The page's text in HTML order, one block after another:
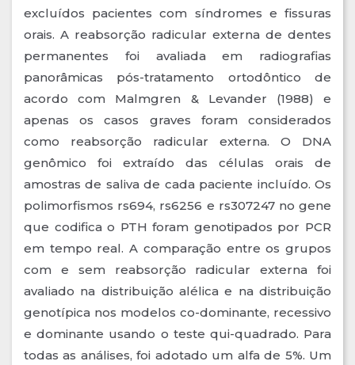
excluídos pacientes com síndromes e fissuras
orais. A reabsorção radicular externa de dentes
permanentes foi avaliada em radiografias
panorâmicas pós-tratamento ortodôntico de
acordo com Malmgren & Levander (1988) e
apenas os casos graves foram considerados
como reabsorção radicular externa. O DNA
genômico foi extraído das células orais de
amostras de saliva de cada paciente incluído. Os
polimorfismos rs694, rs6256 e rs307247 no gene
que codifica o PTH foram genotipados por PCR
em tempo real. A comparação entre os grupos
com e sem reabsorção radicular externa foi
avaliado na distribuição alélica e na distribuição
genotípica nos modelos co-dominante, recessivo
e dominante usando o teste qui-quadrado. Para
todas as análises, foi adotado um alfa de 5%. Um